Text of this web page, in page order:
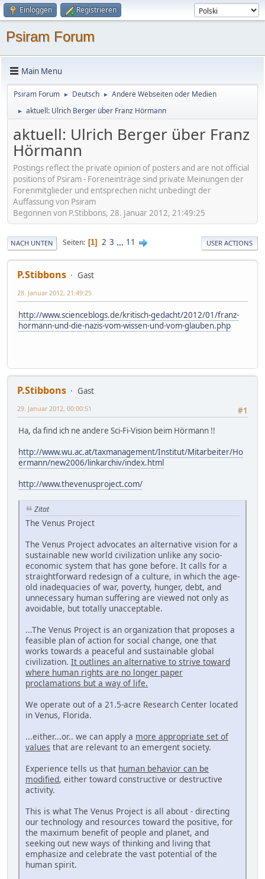
Einloggen Registrieren
Psiram Forum
Main Menu
Psiram Forum ► Deutsch ► Andere Webseiten oder Medien
► aktuell: Ulrich Berger über Franz Hörmann
aktuell: Ulrich Berger über Franz
Hörmann
Postings reflect the private opinion of posters and are not official
positions of Psiram - Foreneinträge sind private Meinungen der
Forenmitglieder und entsprechen nicht unbedingt der
Auffassung von Psiram
Begonnen von P.Stibbons, 28. Januar 2012, 21:49:25
NACH UNTEN Seiten 1 2 3 ... 11 USER ACTIONS
P.Stibbons Gast
28. Januar 2012, 21:49:25
http://www.scienceblogs.de/kritisch-gedacht/2012/01/franz-
hormann-und-die-nazis-vom-wissen-und-vom-glauben.php
P.Stibbons
Gast
#1
29. Januar 2012, 00:00:51
Ha, da find ich ne andere Sci-Fi-Vision beim Hörmann !!
http://www.wu.ac.at/taxmanagement/Institut/Mitarbeiter/Ho
ermann/new2006/linkarchiv/index.html
http://www.thevenusproject.com/
Zitat
The Venus Project
The Venus Project advocates an alternative vision for a
sustainable new world civilization unlike any socio-
economic system that has gone before. It calls for a
straightforward redesign of a culture, in which the age-
old inadequacies of war, poverty, hunger, debt, and
unnecessary human suffering are viewed not only as
avoidable, but totally unacceptable.
...The Venus Project is an organization that proposes a
feasible plan of action for social change, one that
works towards a peaceful and sustainable global
civilization. It outlines an alternative to strive toward
where human rights are no longer paper
proclamations but a way of life.
We operate out of a 21.5-acre Research Center located
in Venus, Florida.
...either...or.. we can apply a more appropriate set of
values that are relevant to an emergent society.
Experience tells us that human behavior can be
modified, either toward constructive or destructive
activity.
This is what The Venus Project is all about - directing
our technology and resources toward the positive, for
the maximum benefit of people and planet, and
seeking out new ways of thinking and living that
emphasize and celebrate the vast potential of the
human spirit.